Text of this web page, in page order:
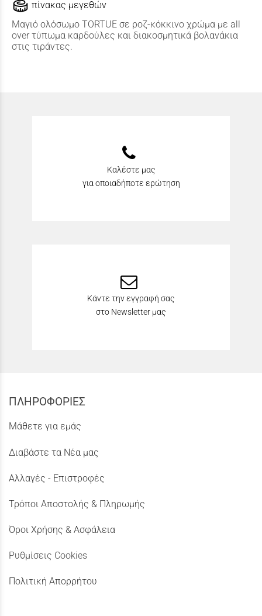
πίνακας μεγεθών
Μαγιό ολόσωμο TORTUE σε ροζ-κόκκινο χρώμα με all
over τύπωμα καρδούλες και διακοσμητικά βολανάκια
στις τιράντες.
Καλέστε μας
για οποιαδήποτε ερώτηση
Κάντε την εγγραφή σας
στο Newsletter μας
ΠΛΗΡΟΦΟΡΙΕΣ
Μάθετε για εμάς
Διαβάστε τα Νέα μας
Αλλαγές - Επιστροφές
Τρόποι Αποστολής & Πληρωμής
Όροι Χρήσης & Ασφάλεια
Ρυθμίσεις Cookies
Πολιτική Απορρήτου